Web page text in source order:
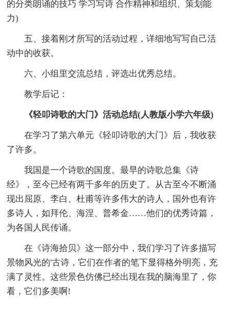
的分类朗诵的技巧 学习写诗 合作精神和组织、策划能
力)
五、接着刚才所写的活动过程，详细地写写自己活
动中的收获。
六、小组里交流总结，评选出优秀总结。
教学后记：
《轻叩诗歌的大门》活动总结(人教版小学六年级)
在学习了第六单元《轻叩诗歌的大门》后，我收获
了许多。
我国是一个诗歌的国度。最早的诗歌总集《诗
经》，至今已经有两千多年的历史了。从古至今不断涌
现出屈原、李白、杜甫等许多伟大的诗人，国外也有许
多诗人，如拜伦、海涅、普希金……他们的优秀诗篇，
为各国人民传诵。
在《诗海拾贝》这一部分中，我们学习了许多描写
景物风光的'古诗，它们在作者的笔下显得格外明亮，充
满了灵性。这些景色仿佛已经出现在我的脑海里了，你
看，它们多美啊!